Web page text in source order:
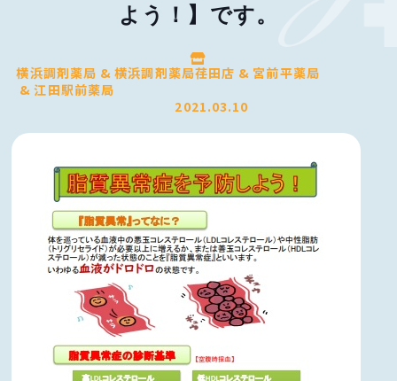
よう！】です。
横浜調剤薬局 横浜調剤薬局荏田店
宮前平薬局
江田駅前薬局
2021.03.10